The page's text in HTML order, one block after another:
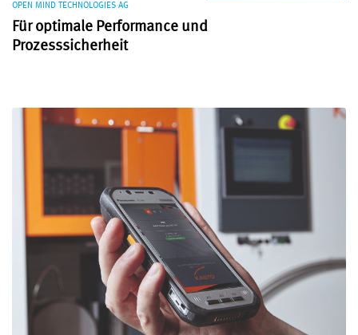
OPEN MIND TECHNOLOGIES AG
Für optimale Performance und
Prozesssicherheit